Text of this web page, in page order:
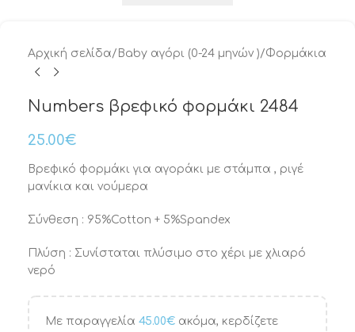
Αρχική σελίδα/ Baby αγόρι (0-24 μηνών )/Φορμάκια
Numbers βρεφικό φορμάκι 2484
25.00€
Βρεφικό φορμάκι για αγοράκι με στάμπα , ριγέ
μανίκια και νούμερα
Σύνθεση : 95%Cotton + 5%Spandex
Πλύση : Συνίσταται πλύσιμο στο χέρι με χλιαρό
νερό
Με παραγγελία 45.00€ ακόμα, κερδίζετε